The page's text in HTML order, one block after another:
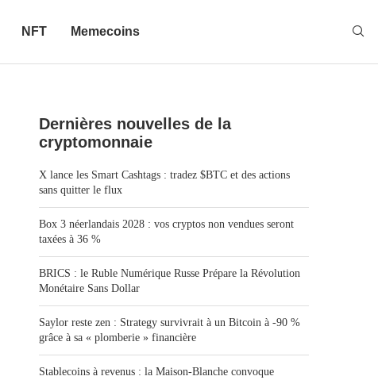
NFT Memecoins
Dernières nouvelles de la
cryptomonnaie
X lance les Smart Cashtags : tradez $BTC et des actions
sans quitter le flux
Box 3 néerlandais 2028 : vos cryptos non vendues seront
taxées à 36 %
BRICS : le Ruble Numérique Russe Prépare la Révolution
Monétaire Sans Dollar
Saylor reste zen : Strategy survivrait à un Bitcoin à -90 %
grâce à sa « plomberie » financière
Stablecoins à revenus : la Maison-Blanche convoque